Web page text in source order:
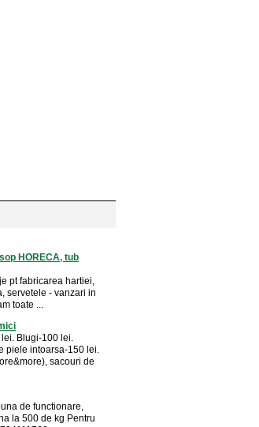
HORECA, tub
pt fabricarea hartiei,
servetele - vanzari in
toate ...
Blugi-100 lei.
piele intoarsa-150 lei.
sacouri de
de functionare,
la 500 de kg Pentru